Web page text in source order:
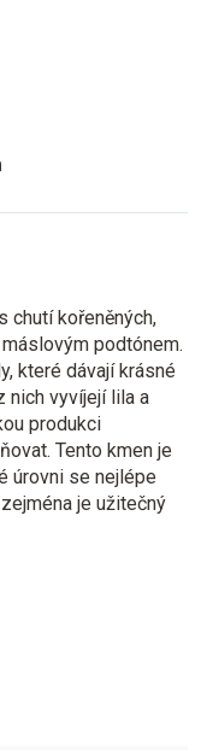
chutí kořeněných,
podtónem.
které dávají krásné
nich vyvíjejí lila a
produkci
Tento kmen je
úrovni se nejlépe
je užitečný